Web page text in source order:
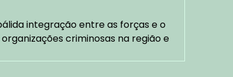
integração entre as forças e o
criminosas na região e